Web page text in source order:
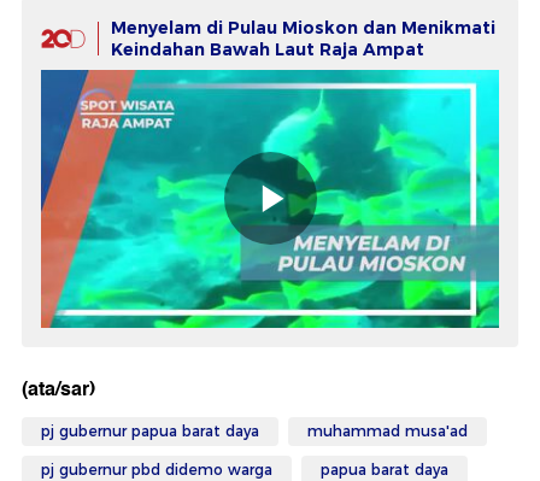
Menyelam di Pulau Mioskon dan Menikmati
Keindahan Bawah Laut Raja Ampat
(ata/sar)
pj gubernur papua barat daya muhammad musa'ad
pj gubernur pbd didemo warga papua barat daya